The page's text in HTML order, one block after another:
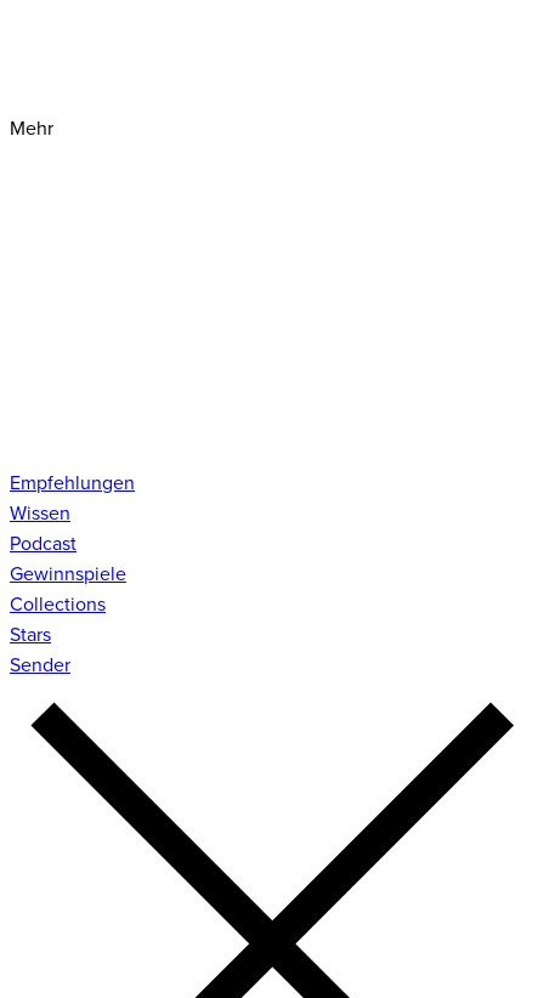
Mehr
Empfehlungen
Wissen
Podcast
Gewinnspiele
Collections
Stars
Sender